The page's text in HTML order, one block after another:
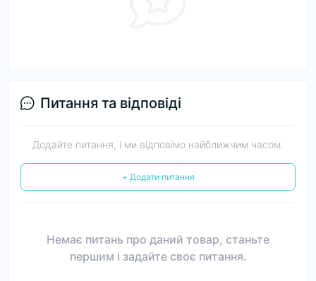
Питання та відповіді
Додайте питання, і ми відповімо найближчим часом.
+ Додати питання
Немає питань про даний товар, станьте
першим і задайте своє питання.